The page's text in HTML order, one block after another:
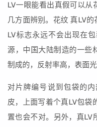
LV一眼能看出真假可以从
几方面辨别。花纹 真LV
LV标志永远不会出现在
源，中国大陆制造的一些
制成的，反射率高，表面光
对片牌编号说到包袋的
皮，上面写着个真LV包袋
置也会不对。另外，真LV